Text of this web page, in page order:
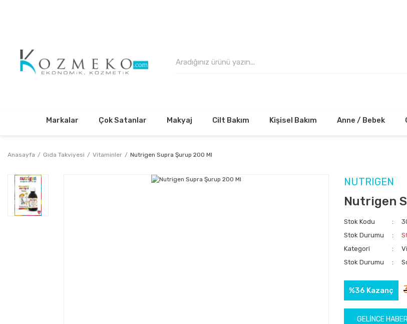
Markalar Çok Satanlar Makyaj Cilt Bakım Kişisel Bakım Anne / Bebek
Anasayfa Gıda Takviyesi Vitaminler Nutrigen Supra Şurup 200 Ml
NUTRIGEN
Nutrigen
Stok Kodu
Stok Durumu
Kategori
Stok Durumu
%36 Kazanç
GELİNCE